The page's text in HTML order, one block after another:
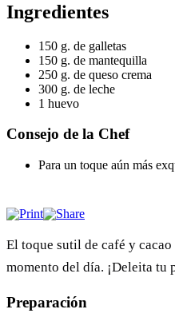
Ingredientes
150 g. de galletas
150 g. de mantequilla
250 g. de queso crema
300 g. de leche
1 huevo
Consejo de la Chef
Para un toque aún más
El toque sutil de café y
momento del día. ¡Deleita tu
Preparación